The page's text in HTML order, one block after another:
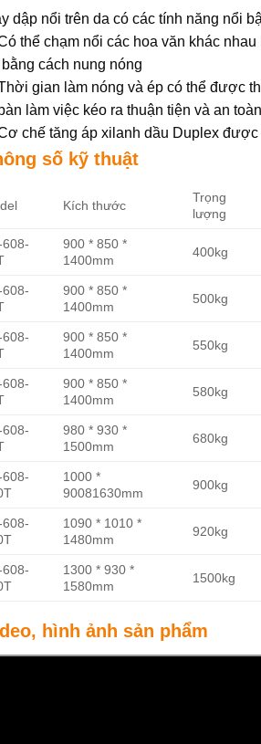
dập nổi trên da có các tính năng nổi
thể chạm nổi các hoa văn khác
cách nung nóng
gian làm nóng và ép có thể được
làm việc kéo ra thuận tiện và an
chế tăng áp xilanh dầu Duplex
số kỹ thuật
Kích thước
Trọng
lượng
608-
900 * 850 *
1400mm
400kg
608-
900 * 850 *
1400mm
500kg
608-
900 * 850 *
1400mm
550kg
608-
900 * 850 *
1400mm
580kg
608-
980 * 930 *
1500mm
680kg
608-
1000 *
90081630mm
900kg
608-
1090 * 1010 *
1480mm
920kg
608-
1300 * 930 *
1580mm
1500kg
hình ảnh sản phẩm